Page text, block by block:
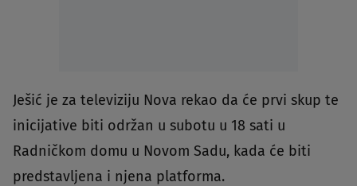
Ješić je za televiziju Nova rekao da će prvi skup te
inicijative biti održan u subotu u 18 sati u
Radničkom domu u Novom Sadu, kada će biti
predstavljena i njena platforma.